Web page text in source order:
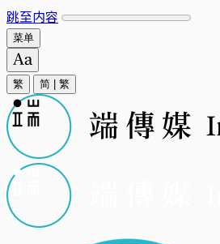
跳至内容
菜单
繁 简 繁